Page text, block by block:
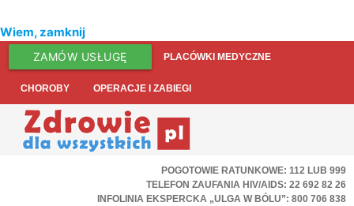
Wiem, zamknij
ZAMÓW USŁUGĘ PLACÓWKI MEDYCZNE
CHOROBY OPERACJE I ZABIEGI
POGOTOWIE RATUNKOWE: 112 LUB 999
TELEFON ZAUFANIA HIV/AIDS: 22 692 82 26
INFOLINIA EKSPERCKA „ULGA W BÓLU”: 800 706 838